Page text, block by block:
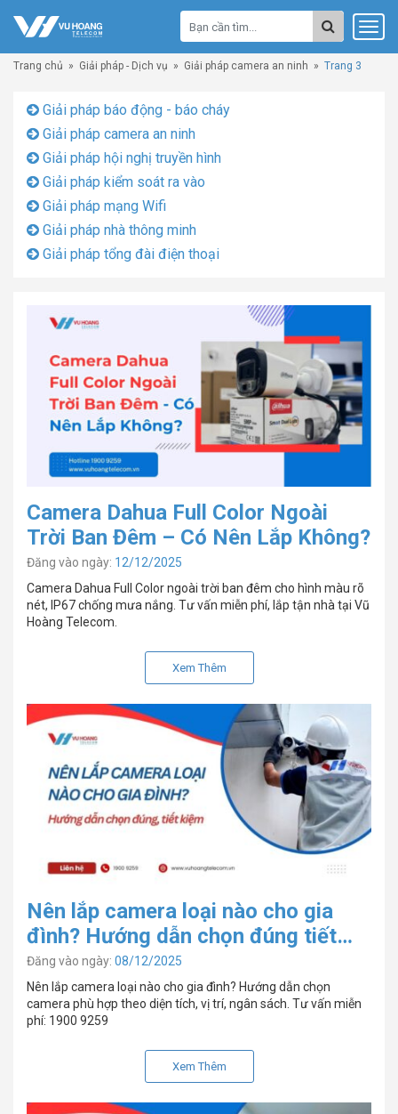
Trang chủ » Giải pháp - Dịch vụ » Giải pháp camera an ninh » Trang 3
Giải pháp báo động - báo cháy
Giải pháp camera an ninh
Giải pháp hội nghị truyền hình
Giải pháp kiểm soát ra vào
Giải pháp mạng Wifi
Giải pháp nhà thông minh
Giải pháp tổng đài điện thoại
Camera Dahua Full Color Ngoài
Trời Ban Đêm – Có Nên Lắp Không?
Đăng vào ngày: 12/12/2025
Camera Dahua Full Color ngoài trời ban đêm cho hình màu rõ
nét, IP67 chống mưa nắng. Tư vấn miễn phí, lắp tận nhà tại Vũ
Hoàng Telecom.
Xem Thêm
Nên lắp camera loại nào cho gia
đình? Hướng dẫn chọn đúng tiết
kiệm 2026
Đăng vào ngày: 08/12/2025
Nên lắp camera loại nào cho gia đình? Hướng dẫn chọn
camera phù hợp theo diện tích, vị trí, ngân sách. Tư vấn miễn
phí: 1900 9259
Xem Thêm